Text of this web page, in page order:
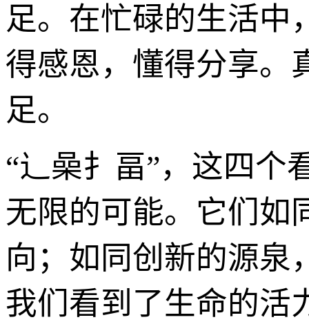
足。在忙碌的生活中
得感恩，懂得分享。
足。
“辶喿扌畐”，这四个
无限的可能。它们如
向；如同创新的源泉
我们看到了生命的活